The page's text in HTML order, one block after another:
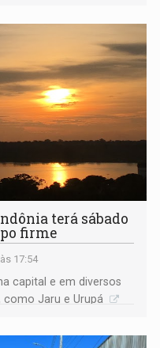
terá sábado
firme
17:54
capital e em diversos
Jaru e Urupá